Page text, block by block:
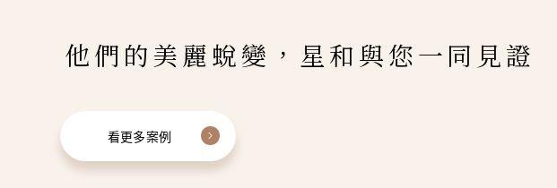
他們的美麗蛻變，星和與您一同見證
看更多案例